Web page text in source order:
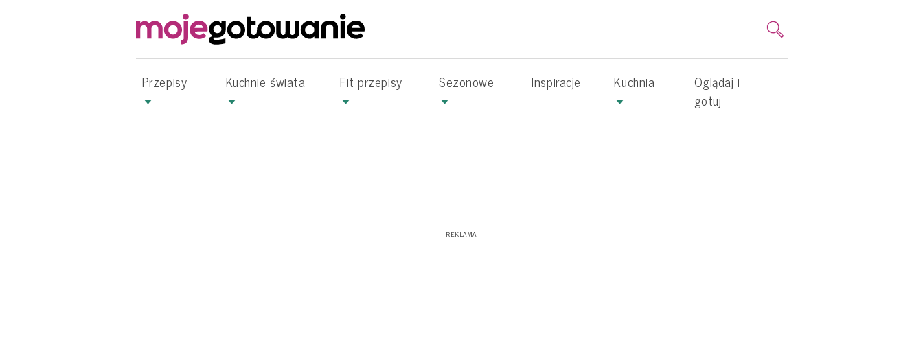
Przepisy Kuchnie świata Fit przepisy Sezonowe Inspiracje Kuchnia
Oglądaj i
gotuj